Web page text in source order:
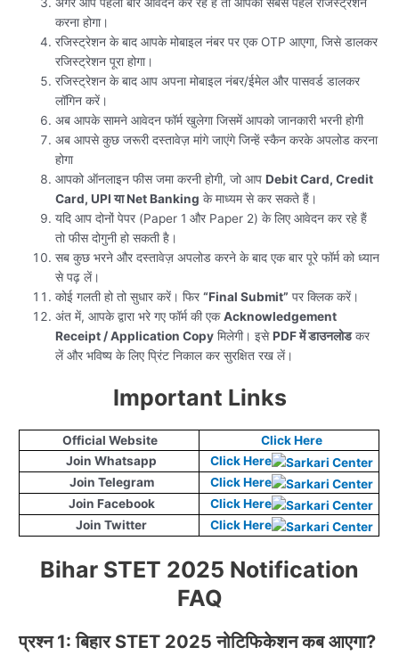
करना होगा।
रजिस्ट्रेशन के बाद आपके मोबाइल नंबर पर एक OTP आएगा, जिसे डालकर
रजिस्ट्रेशन पूरा होगा।
रजिस्ट्रेशन के बाद आप अपना मोबाइल नंबर/ईमेल और पासवर्ड डालकर
लॉगिन करें।
अब आपके सामने आवेदन फॉर्म खुलेगा जिसमें आपको जानकारी भरनी होगी
अब आपसे कुछ जरूरी दस्तावेज़ मांगे जाएंगे जिन्हें स्कैन करके अपलोड करना
होगा
आपको ऑनलाइन फीस जमा करनी होगी, जो आपDebit Card, Credit
Card, UPI या Net Banking के माध्यम से कर सकते हैं।
यदि आप दोनों पेपर (Paper 1 और Paper 2) के लिए आवेदन कर रहे हैं
तो फीस दोगुनी हो सकती है।
सब कुछ भरने और दस्तावेज़ अपलोड करने के बाद एक बार पूरे फॉर्म को ध्यान
से पढ़ लें।
कोई गलती हो तो सुधार करें। फिर“Final Submit” पर क्लिक करें।
अंत में, आपके द्वारा भरे गए फॉर्म की एकAcknowledgement
Receipt / Application Copy मिलेगी। इसेPDF में डाउनलोडकर
लें और भविष्य के लिए प्रिंट निकाल कर सुरक्षित रख लें।
Important Links
Official Website
Click Here
Join Whatsapp
Click Here
Join Telegram
Click Here
Join Facebook
Click Here
Join Twitter
Click Here
Bihar STET 2025 Notification
FAQ
प्रश्न 1: बिहार STET 2025 नोटिफिकेशन कब आएगा?